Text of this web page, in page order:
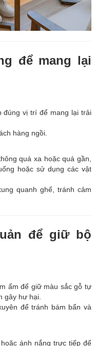
để mang lại
đúng vị trí để mang lại trải
hàng ngồi.
quá xa hoặc quá gần,
hoặc sử dụng các vật
quanh ghế, tránh cảm
để giữ bộ
ẩm để giữ màu sắc gỗ tự
gây hư hại.
để tránh bám bẩn và
ánh nắng trực tiếp để